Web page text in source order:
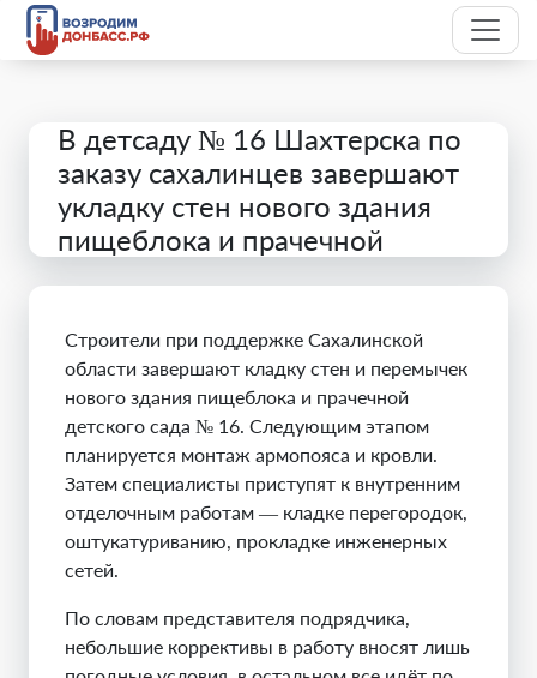
В детсаду № 16 Шахтерска по
заказу сахалинцев завершают
укладку стен нового здания
пищеблока и прачечной
Строители при поддержке Сахалинской
области завершают кладку стен и перемычек
нового здания пищеблока и прачечной
детского сада № 16. Следующим этапом
планируется монтаж армопояса и кровли.
Затем специалисты приступят к внутренним
отделочным работам — кладке перегородок,
оштукатуриванию, прокладке инженерных
сетей.
По словам представителя подрядчика,
небольшие коррективы в работу вносят лишь